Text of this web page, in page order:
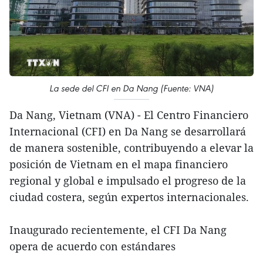
La sede del CFI en Da Nang (Fuente: VNA)
Da Nang, Vietnam (VNA) - El Centro Financiero
Internacional (CFI) en Da Nang se desarrollará
de manera sostenible, contribuyendo a elevar la
posición de Vietnam en el mapa financiero
regional y global e impulsado el progreso de la
ciudad costera, según expertos internacionales.
Inaugurado recientemente, el CFI Da Nang
opera de acuerdo con estándares